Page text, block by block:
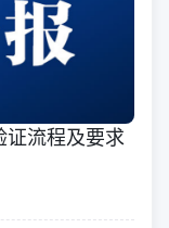
证流程及要求